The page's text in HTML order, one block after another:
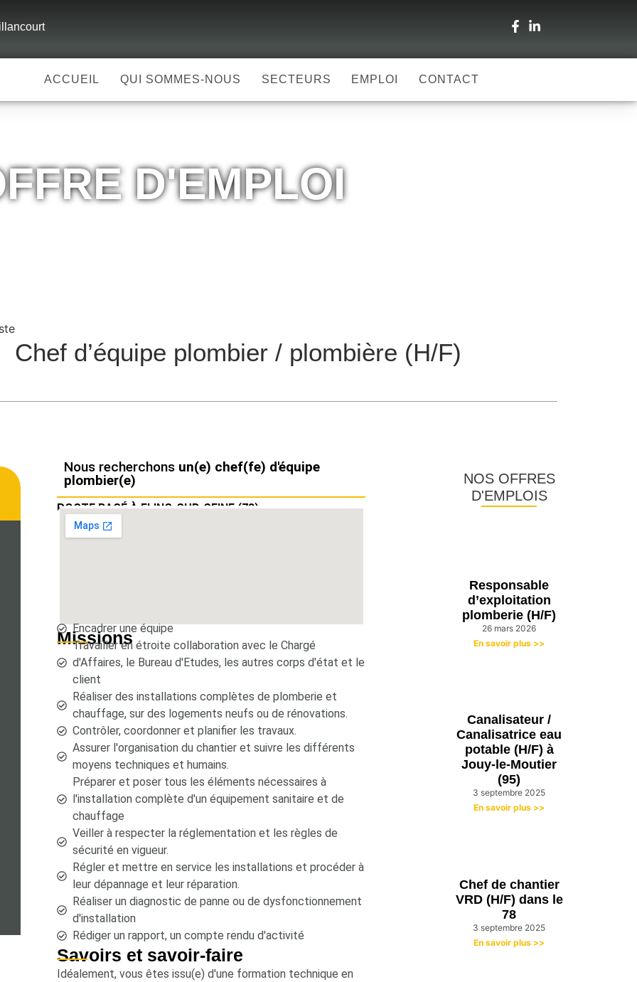
ACCUEIL QUI SOMMES-NOUS SECTEURS EMPLOI CONTACT
D'EMPLOI
Chef d’équipe plombier / plombière (H/F)
Nous recherchons un(e) chef(fe) d'équipe
plombier(e)
POSTE BASÉ À FLINS-SUR-SEINE (78)
Missions
Encadrer une équipe
Travailler en étroite collaboration avec le Chargé
d'Affaires, le Bureau d'Etudes, les autres corps d'état et le
client
Réaliser des installations complètes de plomberie et
chauffage, sur des logements neufs ou de rénovations.
Contrôler, coordonner et planifier les travaux.
Assurer l'organisation du chantier et suivre les différents
moyens techniques et humains.
Préparer et poser tous les éléments nécessaires à
l'installation complète d'un équipement sanitaire et de
chauffage
Veiller à respecter la réglementation et les règles de
sécurité en vigueur.
Régler et mettre en service les installations et procéder à
leur dépannage et leur réparation.
Réaliser un diagnostic de panne ou de dysfonctionnement
d'installation
Rédiger un rapport, un compte rendu d'activité
Savoirs et savoir-faire
Idéalement, vous êtes issu(e) d'une formation technique en
NOS OFFRES
D'EMPLOIS
Responsable
d’exploitation
plomberie (H/F)
26 mars 2026
En savoir plus >>
Canalisateur /
Canalisatrice eau
potable (H/F) à
Jouy-le-Moutier
(95)
3 septembre 2025
En savoir plus >>
Chef de chantier
VRD (H/F) dans le
78
3 septembre 2025
En savoir plus >>